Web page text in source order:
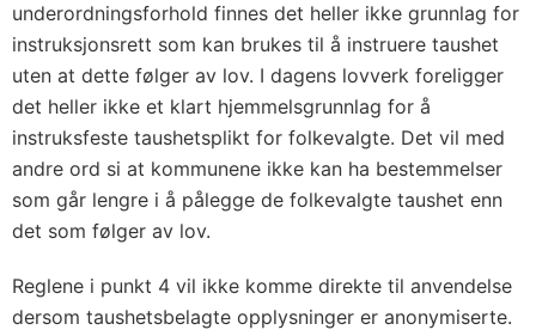
underordningsforhold finnes det heller ikke grunnlag for
instruksjonsrett som kan brukes til å instruere taushet
uten at dette følger av lov. I dagens lovverk foreligger
det heller ikke et klart hjemmelsgrunnlag for å
instruksfeste taushetsplikt for folkevalgte. Det vil med
andre ord si at kommunene ikke kan ha bestemmelser
som går lengre i å pålegge de folkevalgte taushet enn
det som følger av lov.
Reglene i punkt 4 vil ikke komme direkte til anvendelse
dersom taushetsbelagte opplysninger er anonymiserte.